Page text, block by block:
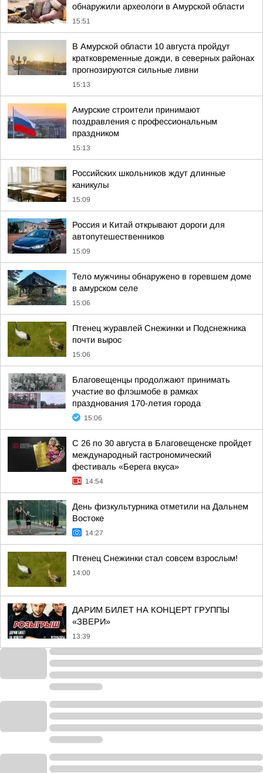
обнаружили археологи в Амурской области
15:51
В Амурской области 10 августа пройдут
кратковременные дожди, в северных районах
прогнозируются сильные ливни
15:13
Амурские строители принимают
поздравления с профессиональным
праздником
15:13
Российских школьников ждут длинные
каникулы
15:09
Россия и Китай открывают дороги для
автопутешественников
15:09
Тело мужчины обнаружено в горевшем доме
в амурском селе
15:06
Птенец журавлей Снежинки и Подснежника
почти вырос
15:06
Благовещенцы продолжают принимать
участие во флэшмобе в рамках
празднования 170-летия города
15:06
С 26 по 30 августа в Благовещенске пройдет
международный гастрономический
фестиваль «Берега вкуса»
14:54
День физкультурника отметили на Дальнем
Востоке
14:27
Птенец Снежинки стал совсем взрослым!
14:00
ДАРИМ БИЛЕТ НА КОНЦЕРТ ГРУППЫ
«ЗВЕРИ»
13:39